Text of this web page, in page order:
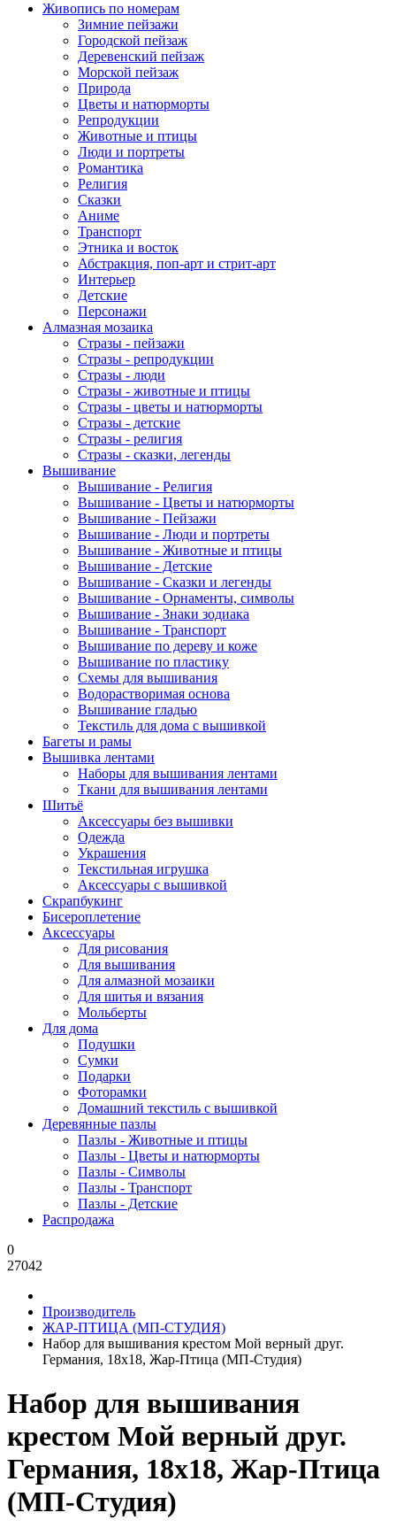
Живопись по номерам
Зимние пейзажи
Городской пейзаж
Деревенский пейзаж
Морской пейзаж
Природа
Цветы и натюрморты
Репродукции
Животные и птицы
Люди и портреты
Романтика
Религия
Сказки
Аниме
Транспорт
Этника и восток
Абстракция, поп-арт и стрит-арт
Интерьер
Детские
Персонажи
Алмазная мозаика
Стразы - пейзажи
Стразы - репродукции
Стразы - люди
Стразы - животные и птицы
Стразы - цветы и натюрморты
Стразы - детские
Стразы - религия
Стразы - сказки, легенды
Вышивание
Вышивание - Религия
Вышивание - Цветы и натюрморты
Вышивание - Пейзажи
Вышивание - Люди и портреты
Вышивание - Животные и птицы
Вышивание - Детские
Вышивание - Сказки и легенды
Вышивание - Орнаменты, символы
Вышивание - Знаки зодиака
Вышивание - Транспорт
Вышивание по дереву и коже
Вышивание по пластику
Схемы для вышивания
Водорастворимая основа
Вышивание гладью
Текстиль для дома с вышивкой
Багеты и рамы
Вышивка лентами
Наборы для вышивания лентами
Ткани для вышивания лентами
Шитьё
Аксессуары без вышивки
Одежда
Украшения
Текстильная игрушка
Аксессуары с вышивкой
Скрапбукинг
Бисероплетение
Аксессуары
Для рисования
Для вышивания
Для алмазной мозаики
Для шитья и вязания
Мольберты
Для дома
Подушки
Сумки
Подарки
Фоторамки
Домашний текстиль с вышивкой
Деревянные пазлы
Пазлы - Животные и птицы
Пазлы - Цветы и натюрморты
Пазлы - Символы
Пазлы - Транспорт
Пазлы - Детские
Распродажа
0
27042
Производитель
ЖАР-ПТИЦА (МП-СТУДИЯ)
Набор для вышивания крестом Мой верный друг.
Германия, 18x18, Жар-Птица (МП-Студия)
Набор для вышивания
крестом Мой верный друг.
Германия, 18x18, Жар-Птица
(МП-Студия)